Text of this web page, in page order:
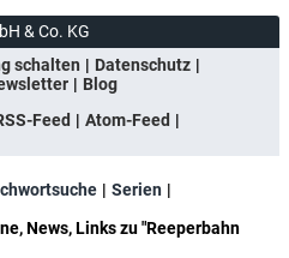
& Co. KG
schalten
Datenschutz
Blog
Feed
Atom-Feed
Serien
News, Links zu "Reeperbahn